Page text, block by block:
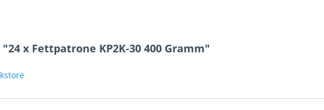
x Fettpatrone KP2K-30 400 Gramm"